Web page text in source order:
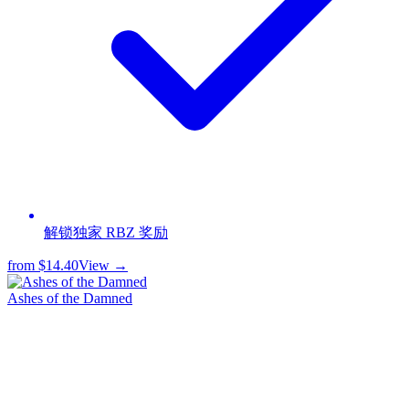
解锁独家 RBZ 奖励
from $14.40View →
Ashes of the Damned